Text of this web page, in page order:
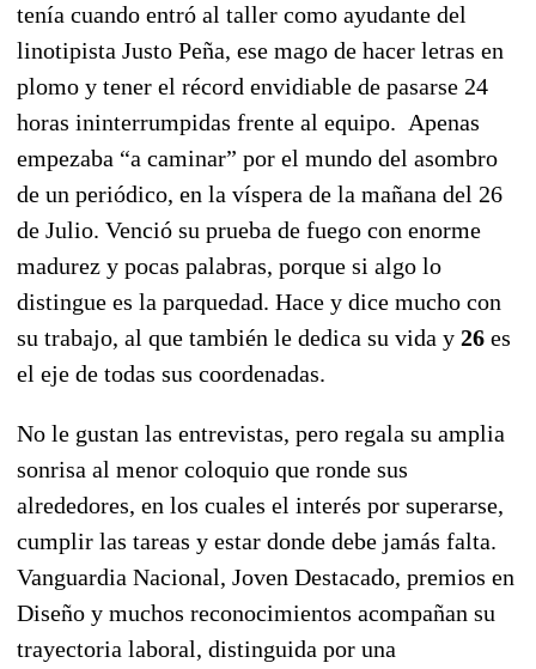
tenía cuando entró al taller como ayudante del
linotipista Justo Peña, ese mago de hacer letras en
plomo y tener el récord envidiable de pasarse 24
horas ininterrumpidas frente al equipo. Apenas
empezaba “a caminar” por el mundo del asombro
de un periódico, en la víspera de la mañana del 26
de Julio. Venció su prueba de fuego con enorme
madurez y pocas palabras, porque si algo lo
distingue es la parquedad. Hace y dice mucho con
su trabajo, al que también le dedica su vida y 26 es
el eje de todas sus coordenadas.
No le gustan las entrevistas, pero regala su amplia
sonrisa al menor coloquio que ronde sus
alrededores, en los cuales el interés por superarse,
cumplir las tareas y estar donde debe jamás falta.
Vanguardia Nacional, Joven Destacado, premios en
Diseño y muchos reconocimientos acompañan su
trayectoria laboral, distinguida por una